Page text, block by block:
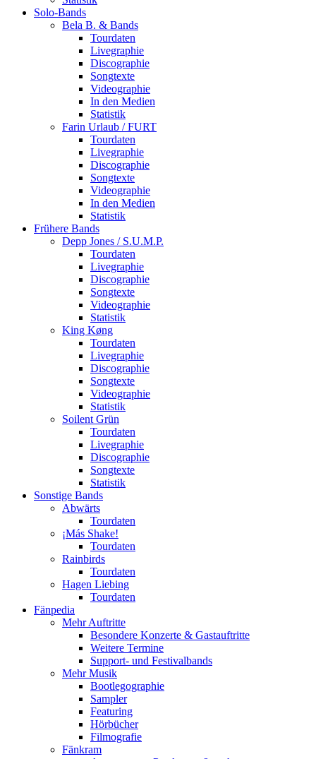
Solo-Bands
Bela B. & Bands
Tourdaten
Livegraphie
Discographie
Songtexte
Videographie
In den Medien
Statistik
Farin Urlaub / FURT
Tourdaten
Livegraphie
Discographie
Songtexte
Videographie
In den Medien
Statistik
Frühere Bands
Depp Jones / S.U.M.P.
Tourdaten
Livegraphie
Discographie
Songtexte
Videographie
Statistik
King Køng
Tourdaten
Livegraphie
Discographie
Songtexte
Videographie
Statistik
Soilent Grün
Tourdaten
Livegraphie
Discographie
Songtexte
Statistik
Sonstige Bands
Abwärts
Tourdaten
¡Más Shake!
Tourdaten
Rainbirds
Tourdaten
Hagen Liebing
Tourdaten
Fänpedia
Mehr Auftritte
Besondere Konzerte & Gastauftritte
Weitere Termine
Support- und Festivalbands
Mehr Musik
Bootlegographie
Sampler
Featuring
Hörbücher
Filmografie
Fänkram